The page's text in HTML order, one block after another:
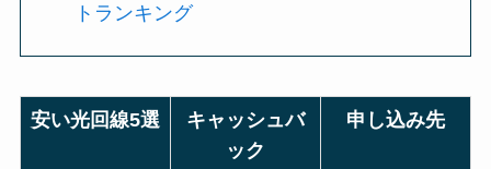
トランキング
安い光回線5選
キャッシュバ
ック
申し込み先